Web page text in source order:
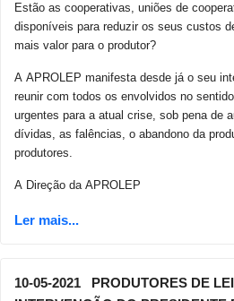
Estão as cooperativas, uniões de
disponíveis para reduzir os seus custos
mais valor para o produtor?
A APROLEP manifesta desde já o seu
reunir com todos os envolvidos no
urgentes para a atual crise, sob pena de
dívidas, as falências, o abandono da
produtores.
A Direção da APROLEP
10-05-2021 PRODUTORES DE